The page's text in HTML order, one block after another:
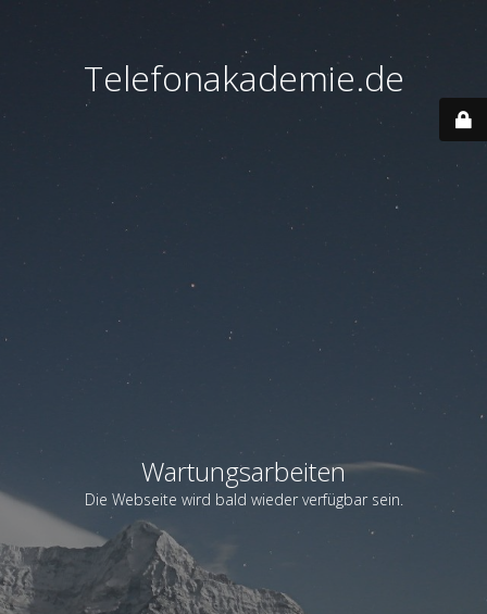
Telefonakademie.de
Wartungsarbeiten
Die Webseite wird bald wieder verfügbar sein.